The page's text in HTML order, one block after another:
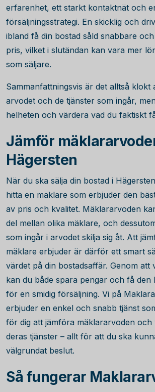
erfarenhet, ett starkt kontaktnät och
försäljningsstrategi. En skicklig och
ibland få din bostad såld snabbare
pris, vilket i slutändan kan vara mer
som säljare.
Sammanfattningsvis är det alltså klokt
arvodet och de tjänster som ingår,
helheten och värdera vad du faktiskt
Jämför
Hägersten
När du ska sälja din bostad i
hitta en mäklare som erbjuder den
av pris och kvalitet. Mäklararvoden
del mellan olika mäklare, och
som ingår i arvodet skilja sig åt. Att
mäklare erbjuder är därför ett smart
värdet på din bostadsaffär. Genom att
kan du både spara pengar och få den
för en smidig försäljning. Vi på
erbjuder en enkel och snabb tjänst
för dig att jämföra mäklararvoden och
deras tjänster – allt för att du ska
välgrundat beslut.
Så fungerar